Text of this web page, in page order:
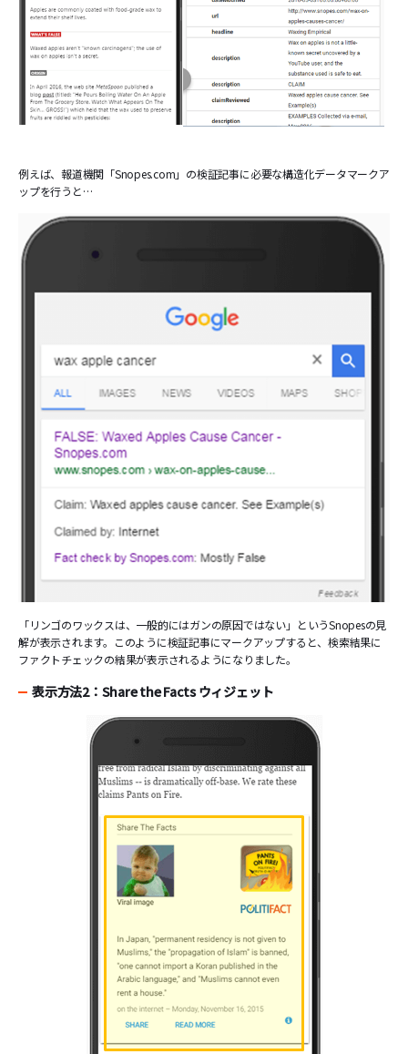
例えば、報道機関「Snopes.com」の検証記事に必要な構造化データマークア
ップを行うと…
「リンゴのワックスは、一般的にはガンの原因ではない」というSnopesの見
解が表示されます。このように検証記事にマークアップすると、検索結果に
ファクトチェックの結果が表示されるようになりました。
表示方法2：Share the Facts ウィジェット